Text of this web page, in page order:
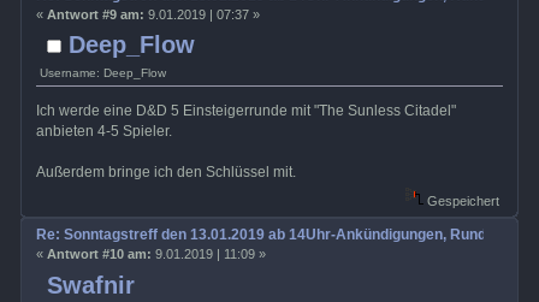
Deep_Flow
Username: Deep_Flow
« Antwort #9 am: 9.01.2019 | 07:37 »
Ich werde eine D&D 5 Einsteigerrunde mit "The Sunless Citadel"
anbieten 4-5 Spieler.
Außerdem bringe ich den Schlüssel mit.
Gespeichert
Swafnir
Re: Sonntagstreff den 13.01.2019 ab 14Uhr-Ankündigungen,
« Antwort #10 am: 9.01.2019 | 11:09 »